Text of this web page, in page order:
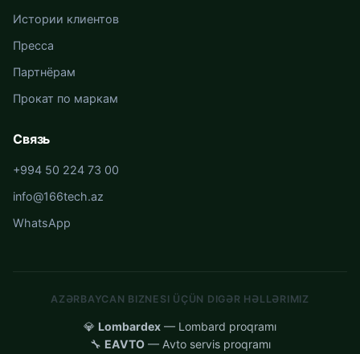
Истории клиентов
Пресса
Партнёрам
Прокат по маркам
Связь
+994 50 224 73 00
info@166tech.az
WhatsApp
AZƏRBAYCAN BIZNESI ÜÇÜN DIGƏR HƏLLƏRIMIZ
💎 Lombardex — Lombard proqramı
🔧 EAVTO— Avto servis proqramı